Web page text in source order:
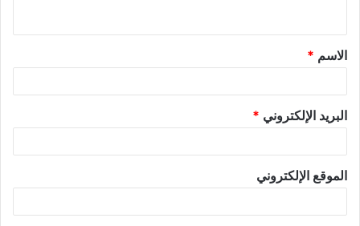
الاسم *
البريد الإلكتروني *
الموقع الإلكتروني